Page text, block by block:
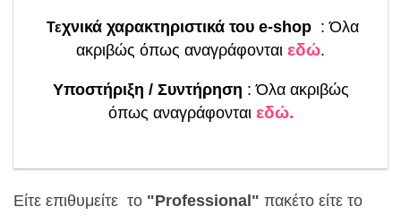
Τεχνικά χαρακτηριστικά του e-shop: Όλα
ακριβώς όπως αναγράφονται εδώ.
Υποστήριξη / Συντήρηση : Όλα ακριβώς
όπως αναγράφονται εδώ.
Είτε επιθυμείτε το "Professional" πακέτο είτε το